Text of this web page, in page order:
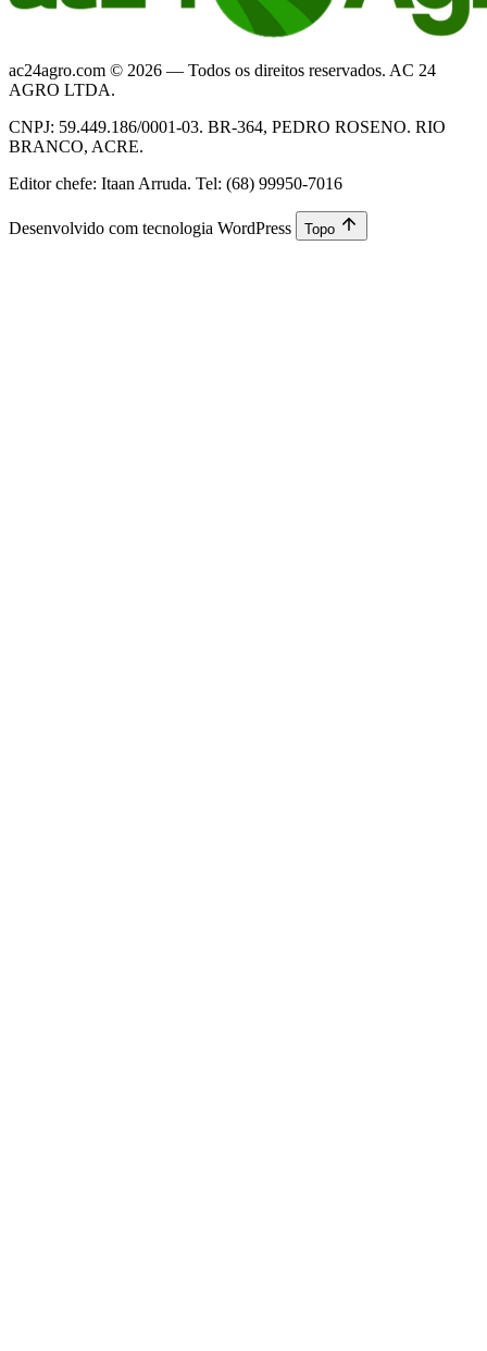
ac24agro.com © 2026 — Todos os direitos reservados. AC 24
AGRO LTDA.
CNPJ: 59.449.186/0001-03. BR-364, PEDRO ROSENO. RIO
BRANCO, ACRE.
Editor chefe: Itaan Arruda. Tel: (68) 99950-7016
Desenvolvido com tecnologia WordPress Topo